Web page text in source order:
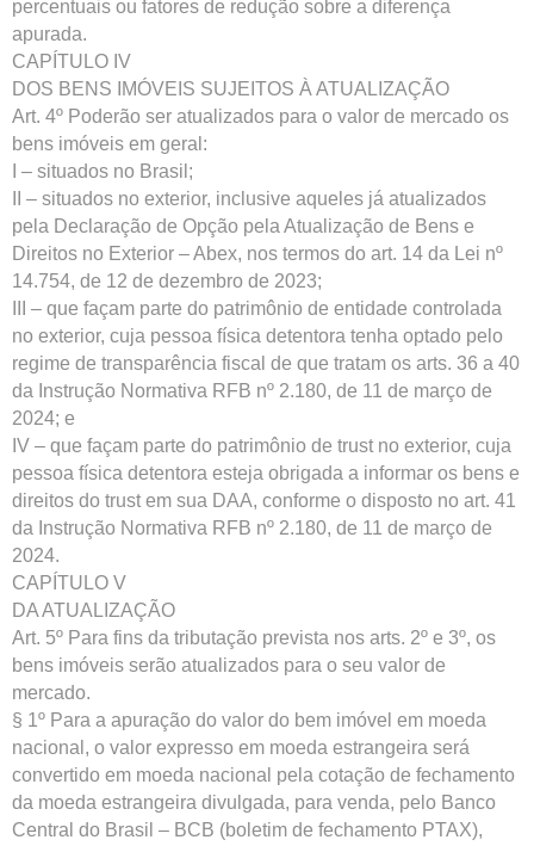
percentuais ou fatores de redução sobre a diferença
apurada.
CAPÍTULO IV
DOS BENS IMÓVEIS SUJEITOS À ATUALIZAÇÃO
Art. 4º Poderão ser atualizados para o valor de mercado os
bens imóveis em geral:
I – situados no Brasil;
II – situados no exterior, inclusive aqueles já atualizados
pela Declaração de Opção pela Atualização de Bens e
Direitos no Exterior – Abex, nos termos do art. 14 da Lei nº
14.754, de 12 de dezembro de 2023;
III – que façam parte do patrimônio de entidade controlada
no exterior, cuja pessoa física detentora tenha optado pelo
regime de transparência fiscal de que tratam os arts. 36 a 40
da Instrução Normativa RFB nº 2.180, de 11 de março de
2024; e
IV – que façam parte do patrimônio de trust no exterior, cuja
pessoa física detentora esteja obrigada a informar os bens e
direitos do trust em sua DAA, conforme o disposto no art. 41
da Instrução Normativa RFB nº 2.180, de 11 de março de
2024.
CAPÍTULO V
DA ATUALIZAÇÃO
Art. 5º Para fins da tributação prevista nos arts. 2º e 3º, os
bens imóveis serão atualizados para o seu valor de
mercado.
§ 1º Para a apuração do valor do bem imóvel em moeda
nacional, o valor expresso em moeda estrangeira será
convertido em moeda nacional pela cotação de fechamento
da moeda estrangeira divulgada, para venda, pelo Banco
Central do Brasil – BCB (boletim de fechamento PTAX),